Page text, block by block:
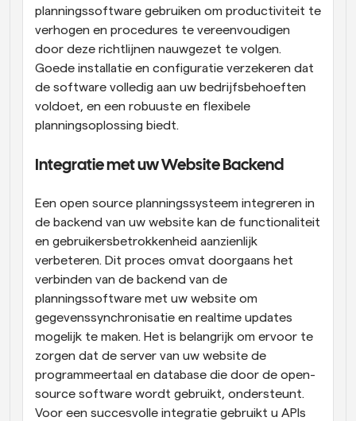
planningssoftware gebruiken om productiviteit te
verhogen en procedures te vereenvoudigen
door deze richtlijnen nauwgezet te volgen.
Goede installatie en configuratie verzekeren dat
de software volledig aan uw bedrijfsbehoeften
voldoet, en een robuuste en flexibele
planningsoplossing biedt.
Integratie met uw Website Backend
Een open source planningssysteem integreren in
de backend van uw website kan de functionaliteit
en gebruikersbetrokkenheid aanzienlijk
verbeteren. Dit proces omvat doorgaans het
verbinden van de backend van de
planningssoftware met uw website om
gegevenssynchronisatie en realtime updates
mogelijk te maken. Het is belangrijk om ervoor te
zorgen dat de server van uw website de
programmeertaal en database die door de open-
source software wordt gebruikt, ondersteunt.
Voor een succesvolle integratie gebruikt u APIs